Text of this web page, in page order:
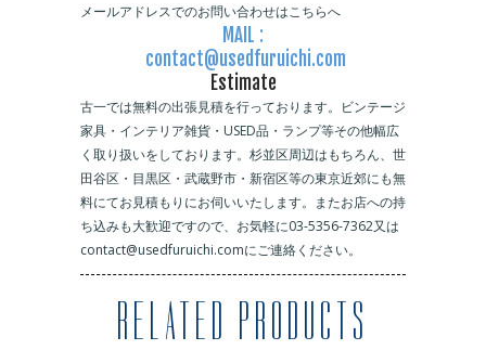
メールアドレスでのお問い合わせはこちらへ
MAIL :
contact@usedfuruichi.com
Estimate
古一では無料の出張見積を行っております。ビンテージ
家具・インテリア雑貨・USED品・ランプ等その他幅広
く取り扱いをしております。杉並区周辺はもちろん、世
田谷区・目黒区・武蔵野市・新宿区等の東京近郊にも無
料にてお見積もりにお伺いいたします。またお店への持
ち込みも大歓迎ですので、お気軽に03-5356-7362又は
contact@usedfuruichi.comにご連絡ください。
RELATED PRODUCTS